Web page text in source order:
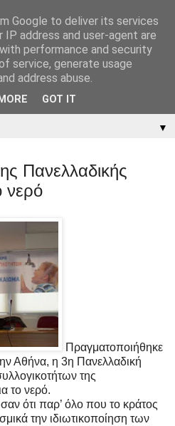
▼
Πανελλαδικής
νερό
Πραγματοποιήθηκε
Αθήνα, η 3η Πανελλαδική
της
το νερό.
ότι παρ’ όλο που το κράτος
την ιδιωτικοποίηση των
Google to deliver its services
IP address and user-agent are
performance and security
service, generate usage
address abuse.
GOT IT